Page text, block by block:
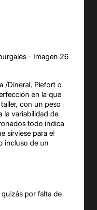
/Dineral, Piefort o
en la que
con un peso
la variabilidad de
todo indica
sirviese para el
incluso de un
por falta de